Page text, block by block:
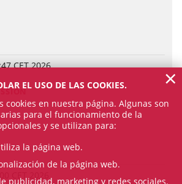
CET 2026
CET 2026
EL USO DE LAS COOKIES.
cookies en nuestra página. Algunas son
para el funcionamiento de la
y se utilizan para:
la página web.
de la página web.
publicidad, marketing y redes sociales.
×